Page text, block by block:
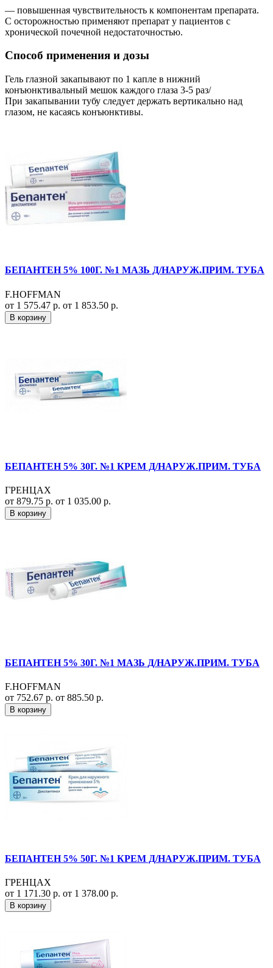
— повышенная чувствительность к компонентам препарата.
С осторожностью применяют препарат у пациентов с
хронической почечной недостаточностью.
Способ применения и дозы
Гель глазной закапывают по 1 капле в нижний
конъюнктивальный мешок каждого глаза 3-5 раз/
При закапывании тубу следует держать вертикально над
глазом, не касаясь конъюнктивы.
БЕПАНТЕН 5% 100Г. №1 МАЗЬ Д/НАРУЖ.ПРИМ. ТУБА
F.HOFFMAN
от 1 575.47 р. от 1 853.50 р.
В корзину
БЕПАНТЕН 5% 30Г. №1 КРЕМ Д/НАРУЖ.ПРИМ. ТУБА
ГРЕНЦАХ
от 879.75 р. от 1 035.00 р.
В корзину
БЕПАНТЕН 5% 30Г. №1 МАЗЬ Д/НАРУЖ.ПРИМ. ТУБА
F.HOFFMAN
от 752.67 р. от 885.50 р.
В корзину
БЕПАНТЕН 5% 50Г. №1 КРЕМ Д/НАРУЖ.ПРИМ. ТУБА
ГРЕНЦАХ
от 1 171.30 р. от 1 378.00 р.
В корзину